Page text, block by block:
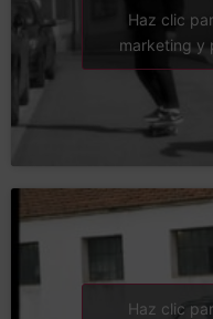
Haz clic
marketing y
Haz clic